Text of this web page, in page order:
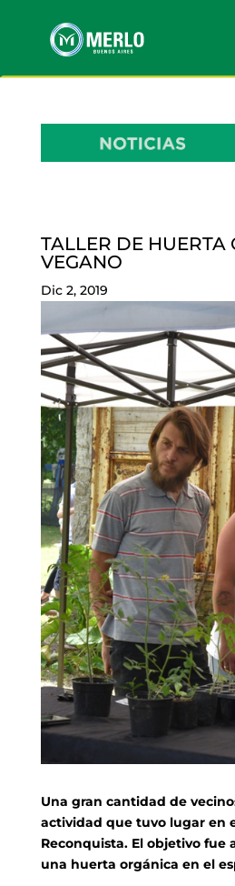
TALLER DE HUERTA
VEGANO
Dic 2, 2019
Una gran cantidad de
actividad que tuvo lugar en
Reconquista. El objetivo fue
una huerta orgánica en el